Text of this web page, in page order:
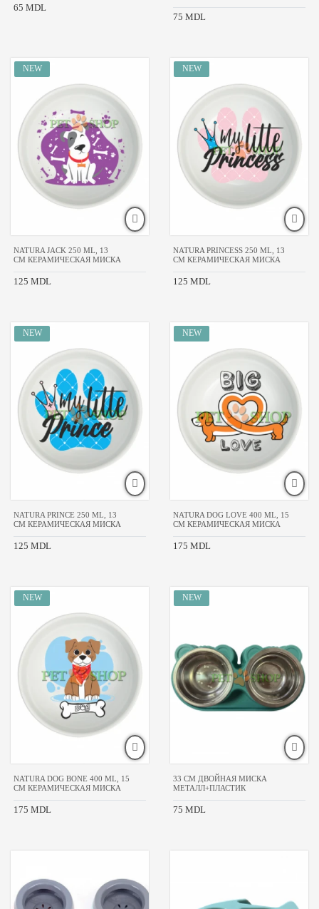
65 MDL
75 MDL
NATURA JACK 250 ML, 13
CM КЕРАМИЧЕСКАЯ МИСКА
125 MDL
NATURA PRINCESS 250 ML, 13
CM КЕРАМИЧЕСКАЯ МИСКА
125 MDL
NATURA PRINCE 250 ML, 13
CM КЕРАМИЧЕСКАЯ МИСКА
125 MDL
NATURA DOG LOVE 400 ML, 15
CM КЕРАМИЧЕСКАЯ МИСКА
175 MDL
NATURA DOG BONE 400 ML, 15
CM КЕРАМИЧЕСКАЯ МИСКА
175 MDL
33 CM ДВОЙНАЯ МИСКА
МЕТАЛЛ+ПЛАСТИК
75 MDL